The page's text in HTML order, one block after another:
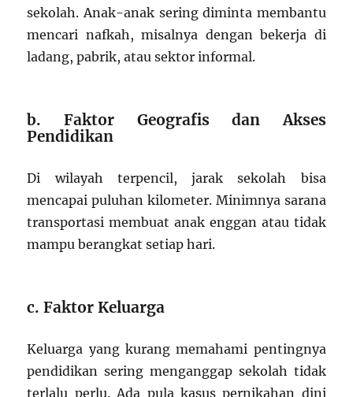
sekolah. Anak-anak sering diminta membantu
mencari nafkah, misalnya dengan bekerja di
ladang, pabrik, atau sektor informal.
b. Faktor Geografis dan Akses
Pendidikan
Di wilayah terpencil, jarak sekolah bisa
mencapai puluhan kilometer. Minimnya sarana
transportasi membuat anak enggan atau tidak
mampu berangkat setiap hari.
c. Faktor Keluarga
Keluarga yang kurang memahami pentingnya
pendidikan sering menganggap sekolah tidak
terlalu perlu. Ada pula kasus pernikahan dini